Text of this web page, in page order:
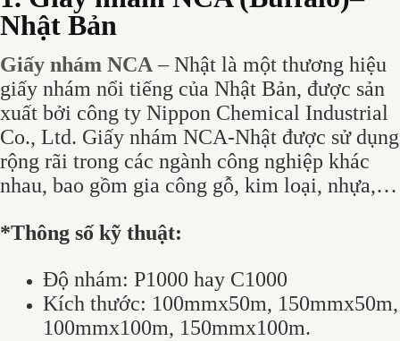
Nhật Bản
Giấy nhám NCA– Nhật là một thương hiệu
giấy nhám nổi tiếng của Nhật Bản, được sản
xuất bởi công ty Nippon Chemical Industrial
Co., Ltd. Giấy nhám NCA-Nhật được sử dụng
rộng rãi trong các ngành công nghiệp khác
nhau, bao gồm gia công gỗ, kim loại, nhựa,…
*Thông số kỹ thuật:
Độ nhám: P1000 hay C1000
Kích thước: 100mmx50m, 150mmx50m,
100mmx100m, 150mmx100m.